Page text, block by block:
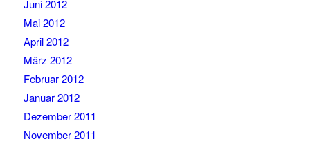
Juni 2012
Mai 2012
April 2012
März 2012
Februar 2012
Januar 2012
Dezember 2011
November 2011